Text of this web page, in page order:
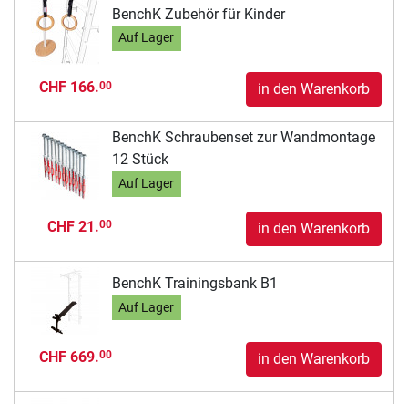
BenchK Zubehör für Kinder
Auf Lager
CHF 166.00 in den Warenkorb
BenchK Schraubenset zur Wandmontage
12 Stück
Auf Lager
CHF 21.00 in den Warenkorb
BenchK Trainingsbank B1
Auf Lager
CHF 669.00 in den Warenkorb